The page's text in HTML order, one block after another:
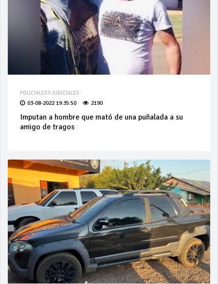
POLICIALES Y JUDICIALES
03-08-2022 19:35:50 2190
Imputan a hombre que mató de una puñalada a su
amigo de tragos